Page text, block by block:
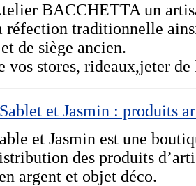
BACCHETTA un
réfection traditionnelle
de siège ancien.
vos stores, rideaux,jeter
Sablet et Jasmin : produits
et Jasmin est une
des produits
argent et objet déco.